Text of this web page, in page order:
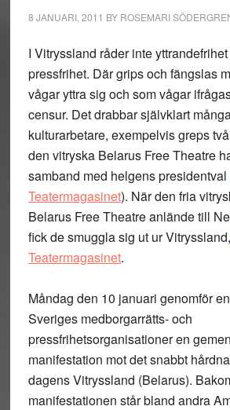
8 JANUARI, 2011 BY ROSEMARI
I Vitryssland råder inte
pressfrihet. Där grips och fängslas
vågar yttra sig och som vågar
censur. Det drabbar självklart
kulturarbetare, exempelvis greps
den vitryska Belarus Free Theatre
samband med helgens presidentval
Teatermagasinet). När den fria
Belarus Free Theatre anlände till
fick de smuggla sig ut ur Vitryssland,
Teatermagasinet.
Måndag den 10 januari genomför
Sveriges medborgarrätts- och
pressfrihetsorganisationer en
manifestation mot det snabbt
dagens Vitryssland (Belarus).
manifestationen står bland andra